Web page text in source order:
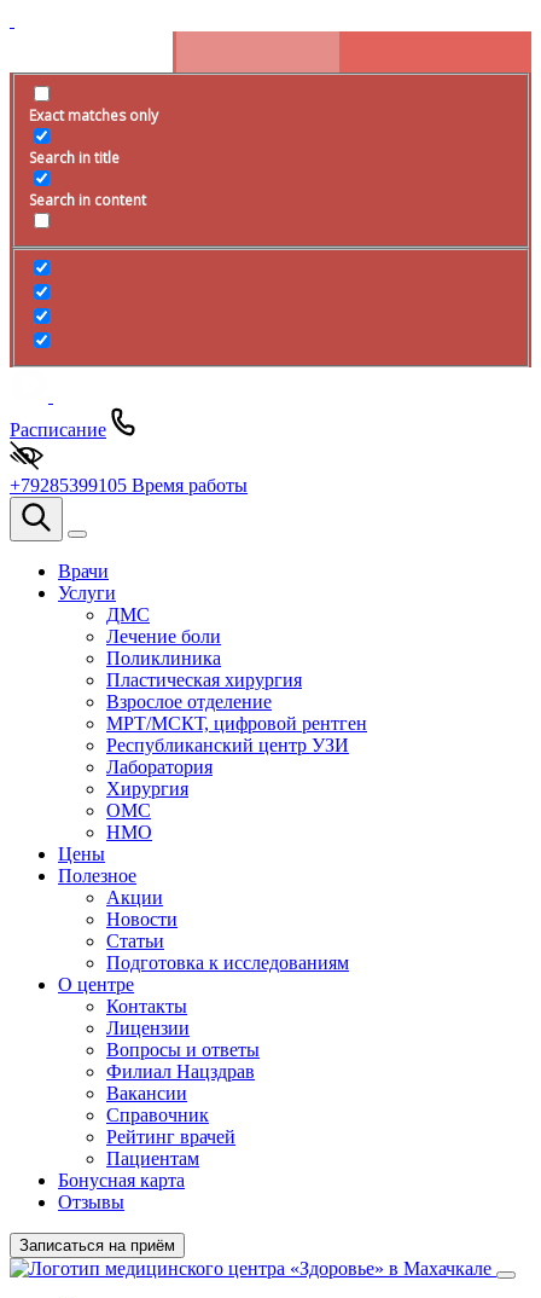
Exact matches only
Search in title
Search in content
Расписание
+79285399105 Время работы
Врачи
Услуги
ДМС
Лечение боли
Поликлиника
Пластическая хирургия
Взрослое отделение
МРТ/МСКТ, цифровой рентген
Республиканский центр УЗИ
Лаборатория
Хирургия
ОМС
НМО
Цены
Полезное
Акции
Новости
Статьи
Подготовка к исследованиям
О центре
Контакты
Лицензии
Вопросы и ответы
Филиал Нацздрав
Вакансии
Справочник
Рейтинг врачей
Пациентам
Бонусная карта
Отзывы
Записаться на приём